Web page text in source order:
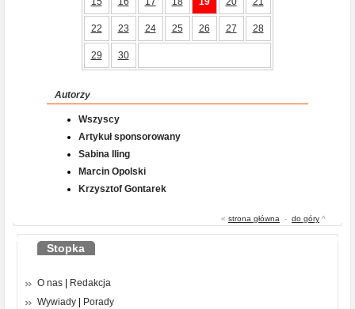
22 23 24 25 26 27 28
29 30
Autorzy
Wszyscy
Artykuł sponsorowany
Sabina Iling
Marcin Opolski
Krzysztof Gontarek
« strona główna - do góry ^
Stopka
O nas
Redakcja
Wywiady
Porady